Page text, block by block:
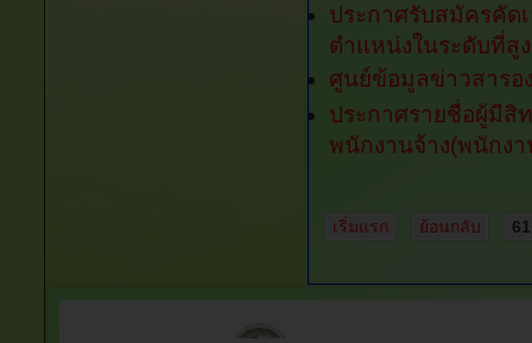
ประกาศรับสมัครคัด
ตำแหน่งในระดับที่สู
ศูนย์ข้อมูลข่าวสารอ
ประกาศรายชื่อผู้มีสิ
พนักงานจ้าง(พนักง
เริ่มแรก ย้อนกลับ 61